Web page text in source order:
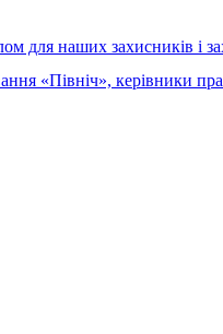
«Північ», керівники